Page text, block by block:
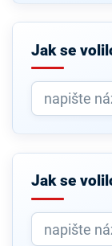
Jak se
Jak se